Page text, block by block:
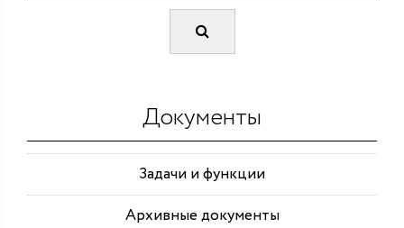
Документы
Задачи и функции
Архивные документы